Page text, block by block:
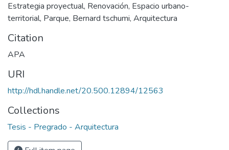
Estrategia proyectual, Renovación, Espacio urbano-
territorial, Parque, Bernard tschumi, Arquitectura
Citation
APA
URI
http://hdl.handle.net/20.500.12894/12563
Collections
Tesis - Pregrado - Arquitectura